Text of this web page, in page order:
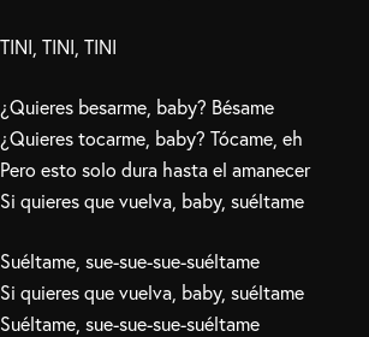
TINI, TINI, TINI
¿Quieres besarme, baby? Bésame
¿Quieres tocarme, baby? Tócame, eh
Pero esto solo dura hasta el amanecer
Si quieres que vuelva, baby, suéltame
Suéltame, sue-sue-sue-suéltame
Si quieres que vuelva, baby, suéltame
Suéltame, sue-sue-sue-suéltame